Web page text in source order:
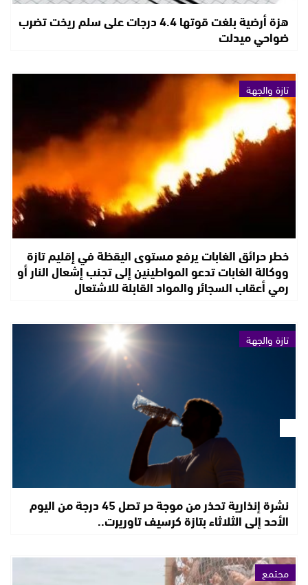
هزة أرضية بلغت قوتها 4.4 درجات على سلم ريخت تضرب
ضواحي ميدلت
تازة والجهة
خطر حرائق الغابات يرفع مستوى اليقظة في إقليم تازة
ووكالة الغابات تدعو المواطينين إلى تجنب إشعال النار أو
رمي أعقاب السجائر والمواد القابلة للاشتعال
تازة والجهة
نشرة إنذارية تحذر من موجة حر تصل 45 درجة من اليوم
الأحد إلى الثلاثاء بتازة كرسيف تاوريرت..
مجتمع